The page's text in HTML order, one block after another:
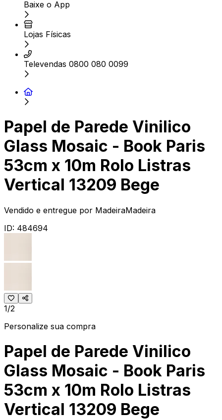
Baixe o App
Lojas Físicas
Televendas 0800 080 0099
Papel de Parede Vinilico
Glass Mosaic - Book Paris
53cm x 10m Rolo Listras
Vertical 13209 Bege
Vendido e entregue por MadeiraMadeira
ID: 484694
1/2
Personalize sua compra
Papel de Parede Vinilico
Glass Mosaic - Book Paris
53cm x 10m Rolo Listras
Vertical 13209 Bege